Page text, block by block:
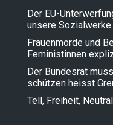
Der EU-
unsere
Frauenmorde und
Feministinnen
Der Bundesrat
schützen heisst
Tell, Freiheit,